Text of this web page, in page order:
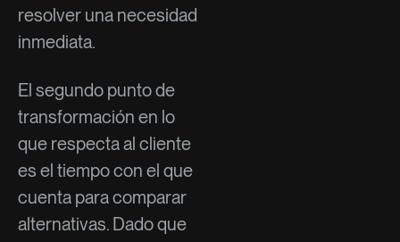
resolver una necesidad
inmediata.
El segundo punto de
transformación en lo
que respecta al cliente
es el tiempo con el que
cuenta para comparar
alternativas. Dado que